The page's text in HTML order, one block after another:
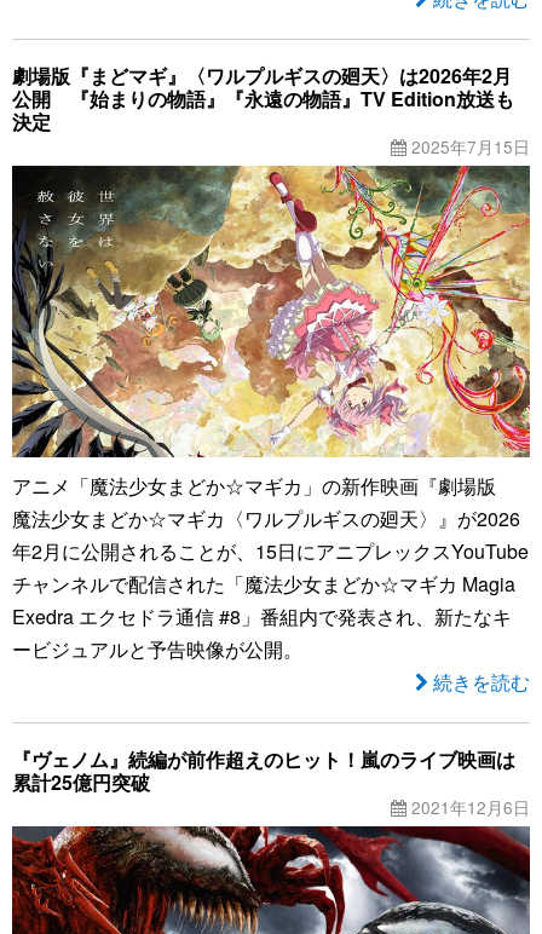
劇場版『まどマギ』〈ワルプルギスの廻天〉は2026年2月
公開 『始まりの物語』『永遠の物語』TV Edition放送も
決定
2025年7月15日
アニメ「魔法少女まどか☆マギカ」の新作映画『劇場版
魔法少女まどか☆マギカ〈ワルプルギスの廻天〉』が2026
年2月に公開されることが、15日にアニプレックスYouTube
チャンネルで配信された「魔法少女まどか☆マギカ Magia
Exedra エクセドラ通信 #8」番組内で発表され、新たなキ
ービジュアルと予告映像が公開。
続きを読む
『ヴェノム』続編が前作超えのヒット！嵐のライブ映画は
累計25億円突破
2021年12月6日